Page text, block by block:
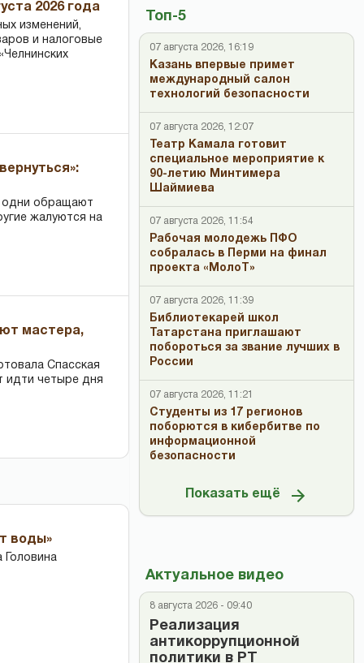
2026 года
изменений,
и налоговые
одни обращают
жалуются на
мастера,
Спасская
идти четыре дня
воды»
Топ-5
07 августа 2026, 16:19
Казань впервые примет
международный салон
технологий безопасности
07 августа 2026, 12:07
Театр Камала готовит
специальное мероприятие к
90-летию Минтимера
Шаймиева
07 августа 2026, 11:54
Рабочая молодежь ПФО
собралась в Перми на финал
проекта «МолоТ»
07 августа 2026, 11:39
Библиотекарей школ
Татарстана приглашают
побороться за звание лучших в
России
07 августа 2026, 11:21
Студенты из 17 регионов
поборются в кибербитве по
информационной
безопасности
Показать ещё
Актуальное видео
8 августа 2026 - 09:40
Реализация
антикоррупционной
политики в РТ